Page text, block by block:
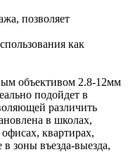
позволяет
как
объективом 2.8-12мм
подойдет в
различить
в школах,
квартирах,
зоны въезда-выезда,